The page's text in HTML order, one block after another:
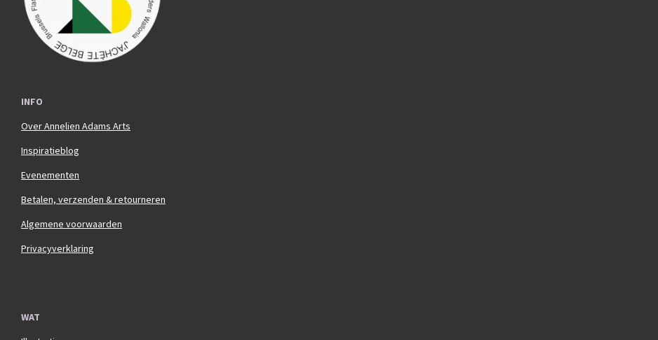
INFO
Over Annelien Adams Arts
Inspiratieblog
Evenementen
Betalen, verzenden & retourneren
Algemene voorwaarden
Privacyverklaring
WAT